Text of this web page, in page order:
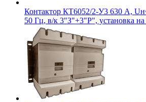
Контактор КТ6052/2-У3 630 А,
50 Гц, в/к 3"З"+3"Р", установка на